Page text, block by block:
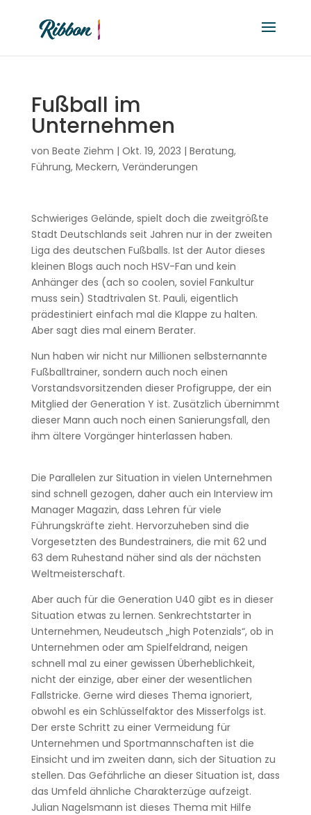
Fußball im
Unternehmen
von Beate Ziehm | Okt. 19, 2023 | Beratung,
Führung, Meckern, Veränderungen
Schwieriges Gelände, spielt doch die zweitgrößte
Stadt Deutschlands seit Jahren nur in der zweiten
Liga des deutschen Fußballs. Ist der Autor dieses
kleinen Blogs auch noch HSV-Fan und kein
Anhänger des (ach so coolen, soviel Fankultur
muss sein) Stadtrivalen St. Pauli, eigentlich
prädestiniert einfach mal die Klappe zu halten.
Aber sagt dies mal einem Berater.
Nun haben wir nicht nur Millionen selbsternannte
Fußballtrainer, sondern auch noch einen
Vorstandsvorsitzenden dieser Profigruppe, der ein
Mitglied der Generation Y ist. Zusätzlich übernimmt
dieser Mann auch noch einen Sanierungsfall, den
ihm ältere Vorgänger hinterlassen haben.
Die Parallelen zur Situation in vielen Unternehmen
sind schnell gezogen, daher auch ein Interview im
Manager Magazin, dass Lehren für viele
Führungskräfte zieht. Hervorzuheben sind die
Vorgesetzten des Bundestrainers, die mit 62 und
63 dem Ruhestand näher sind als der nächsten
Weltmeisterschaft.
Aber auch für die Generation U40 gibt es in dieser
Situation etwas zu lernen. Senkrechtstarter in
Unternehmen, Neudeutsch „high Potenzials“, ob in
Unternehmen oder am Spielfeldrand, neigen
schnell mal zu einer gewissen Überheblichkeit,
nicht der einzige, aber einer der wesentlichen
Fallstricke. Gerne wird dieses Thema ignoriert,
obwohl es ein Schlüsselfaktor des Misserfolgs ist.
Der erste Schritt zu einer Vermeidung für
Unternehmen und Sportmannschaften ist die
Einsicht und im zweiten dann, sich der Situation zu
stellen. Das Gefährliche an dieser Situation ist, dass
das Umfeld ähnliche Charakterzüge aufzeigt.
Julian Nagelsmann ist dieses Thema mit Hilfe